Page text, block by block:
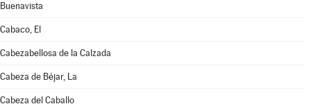
Buenavista
Cabaco, El
Cabezabellosa de la Calzada
Cabeza de Béjar, La
Cabeza del Caballo